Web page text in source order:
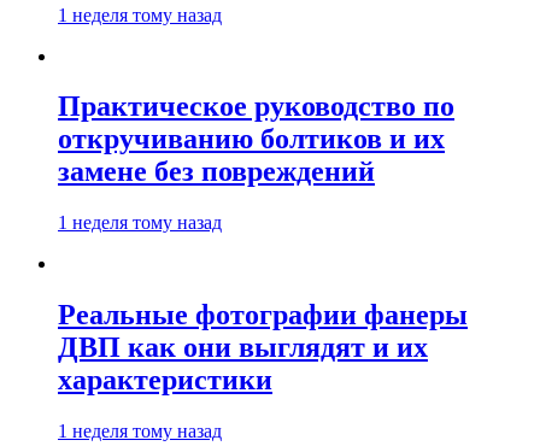
1 неделя тому назад
Практическое руководство по
откручиванию болтиков и их
замене без повреждений
1 неделя тому назад
Реальные фотографии фанеры
ДВП как они выглядят и их
характеристики
1 неделя тому назад